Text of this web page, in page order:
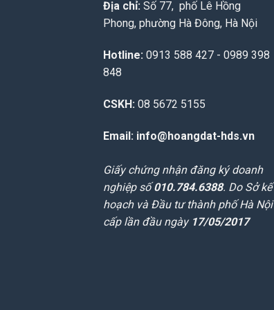
Địa chỉ: Số 77, phố Lê Hồng
Phong, phường Hà Đông, Hà Nội
Hotline: 0913 588 427 - 0989 398
848
CSKH: 08 5672 5155
Email: info@hoangdat-hds.vn
Giấy chứng nhận đăng ký doanh
nghiệp số010.784.6388. Do Sở kế
hoạch và Đầu tư thành phố Hà Nội
cấp lần đầu ngày 17/05/2017